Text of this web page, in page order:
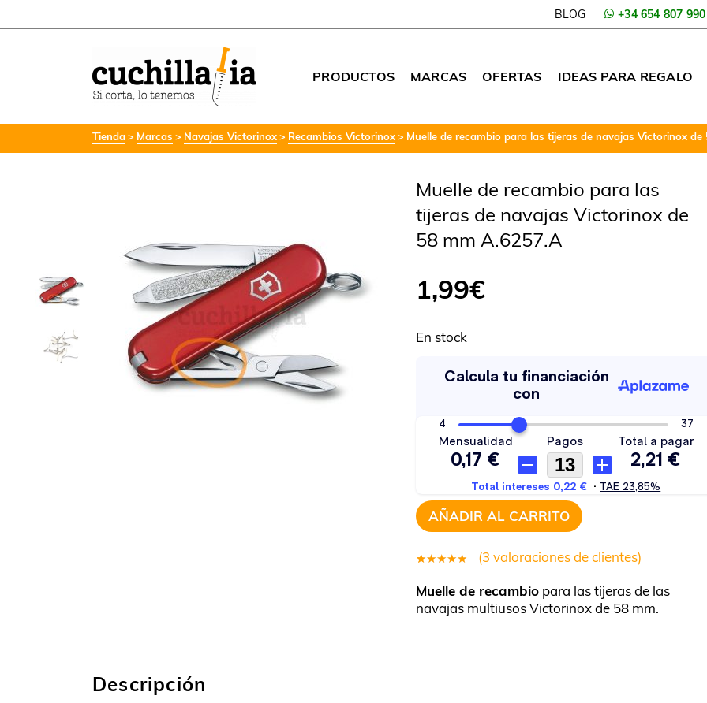
BLOG +34 654 807 990
PRODUCTOS MARCAS OFERTAS IDEAS PARA REGALO
Tienda Marcas Navajas Victorinox Recambios Victorinox Muelle de recambio para las tijeras de navajas Victorinox
Muelle de recambio para las
tijeras de navajas Victorinox de
58 mm A.6257.A
1,99€
En stock
AÑADIR AL CARRITO
5.00sobre
5 basado
(3 valoraciones de clientes)
Muelle de recambio para las tijeras de las
navajas multiusos Victorinox de 58 mm.
Descripción